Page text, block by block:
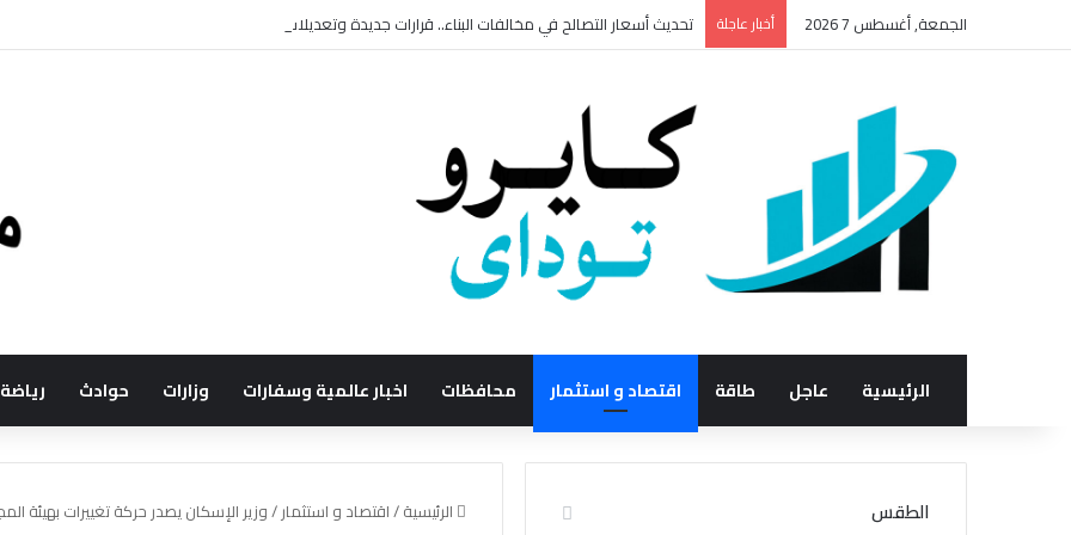
الجمعة, أغسطس 7 2026 أخبار عاجلة تحديث أسعار التصالح في مخالفات البناء.. قرارات جديدة وتعديلات مرتقبة لتسهيل الإجراءات
الرئيسية عاجل طاقة اقتصاد و استثمار محافظات اخبار عالمية وسفارات وزارات حوادث رياضة
الرئيسية/اقتصاد و استثمار /وزير الإسكان يصدر حركة تغييرات بهيئة
الطقس